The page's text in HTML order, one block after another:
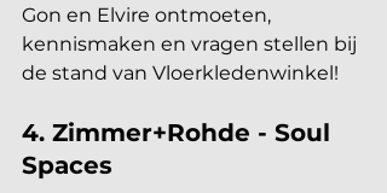
Gon en Elvire ontmoeten,
kennismaken en vragen stellen bij
de stand van Vloerkledenwinkel!
4. Zimmer+Rohde - Soul
Spaces